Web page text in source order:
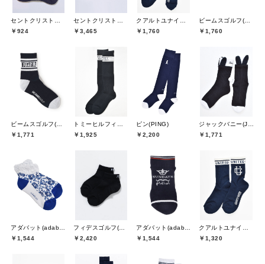
￥924
￥3,465
￥1,760
￥1,760
￥1,771
￥1,925
ピン(PING)
￥2,200
￥1,771
￥1,544
￥2,420
￥1,544
￥1,320